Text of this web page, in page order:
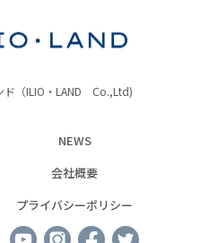
ド（ILIO・LAND Co.,Ltd)
NEWS
会社概要
プライバシーポリシー